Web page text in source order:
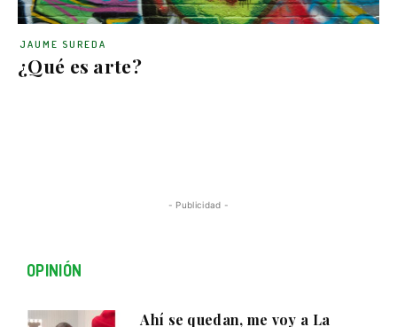
¿Qué es arte?
JAUME SUREDA
- Publicidad -
OPINIÓN
Ahí se quedan, me voy a La